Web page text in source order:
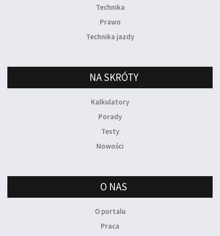
Technika
Prawo
Technika jazdy
NA SKRÓTY
Kalkulatory
Porady
Testy
Nowości
O NAS
O portalu
Praca